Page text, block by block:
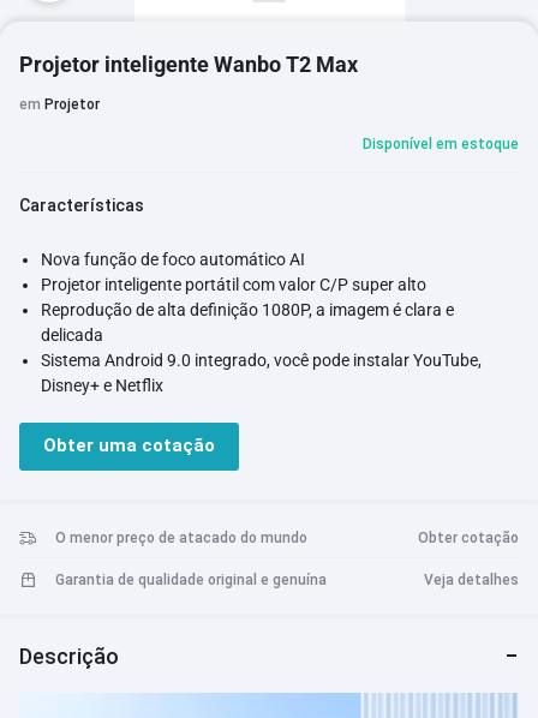
Projetor inteligente Wanbo T2 Max
em Projetor
Disponível em estoque
Características
Nova função de foco automático AI
Projetor inteligente portátil com valor C/P super alto
Reprodução de alta definição 1080P, a imagem é clara e
delicada
Sistema Android 9.0 integrado, você pode instalar YouTube,
Disney+ e Netflix
tenha a certeza de assistir filmes por um longo tempo para
efeito de reprodução de teatro
entretenimento doméstico
Correção keystone de quatro pontos integrada, o projetor pode
Obter uma cotação
O menor preço de atacado do mundo Obter cotação
Garantia de qualidade original e genuína Veja detalhes
Descrição